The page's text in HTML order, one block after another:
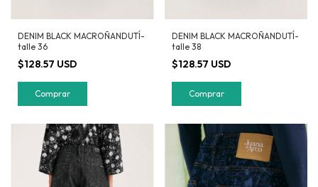
DENIM BLACK MACROÑANDUTÍ-
talle 36
$128.57 USD
Comprar
DENIM BLACK MACROÑANDUTÍ-
talle 38
$128.57 USD
Comprar